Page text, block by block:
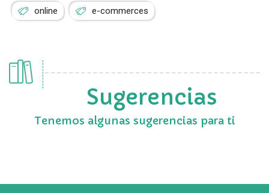
online e-commerces
Sugerencias
Tenemos algunas sugerencias para ti